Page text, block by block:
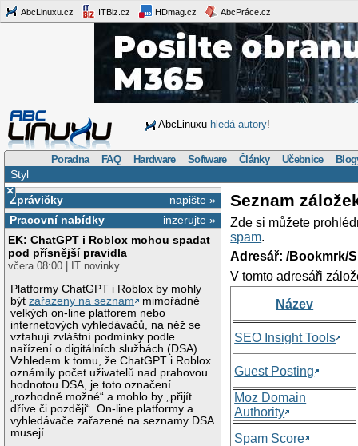
AbcLinuxu.cz ITBiz.cz HDmag.cz AbcPráce.cz
AbcLinuxu hledá autory!
Poradna FAQ Hardware Software Články Učebnice
Styl
×
napište »
Zprávičky
inzerujte »
Pracovní nabídky
EK: ChatGPT i Roblox mohou spadat
pod přísnější pravidla
včera 08:00 | IT novinky
Platformy ChatGPT i Roblox by mohly
býtzařazeny na seznam
mimořádně
velkých on-line platforem nebo
internetových vyhledávačů, na něž se
vztahují zvláštní podmínky podle
nařízení o digitálních službách (DSA).
Vzhledem k tomu, že ChatGPT i Roblox
oznámily počet uživatelů nad prahovou
hodnotou DSA, je toto označení
„rozhodně možné“ a mohlo by „přijít
dříve či později“. On-line platformy a
vyhledávače zařazené na seznamy DSA
musejí
Seznam
Zde si můžete
spam.
Adresář: /Bookmrk/
V tomto adresáři
Název
SEO Insight Tools
Guest Posting
Moz Domain
Authority
Spam Score